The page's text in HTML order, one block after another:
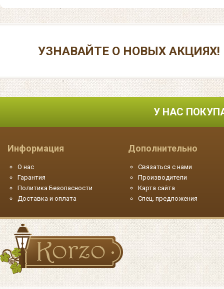
УЗНАВАЙТЕ О НОВЫХ АКЦИЯХ!
У НАС
Информация
О нас
Гарантия
Политика Безопасности
Доставка и оплата
Дополнительно
Связаться с нами
Производители
Карта сайта
Спец. предложения